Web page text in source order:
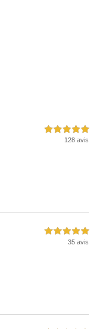
5,0 étoiles sur 5
128 avis
5,0 étoiles sur 5
35 avis